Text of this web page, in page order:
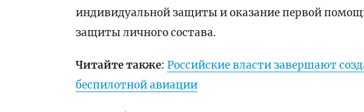
индивидуальной защиты и оказание первой
защиты личного состава.
Читайте также:Российские власти завершают
беспилотной авиации